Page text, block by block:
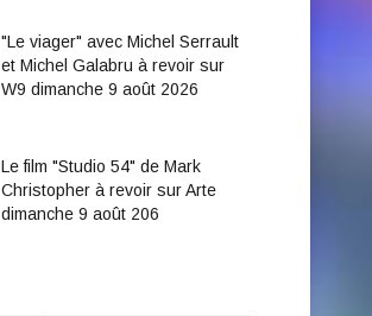
"Le viager" avec Michel Serrault
et Michel Galabru à revoir sur
W9 dimanche 9 août 2026
Le film "Studio 54" de Mark
Christopher à revoir sur Arte
dimanche 9 août 206